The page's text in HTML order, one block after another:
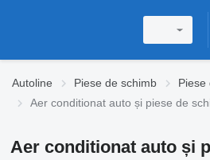
Autoline Piese de schimb Piese
Aer conditionat auto și piese de
Aer conditionat auto și